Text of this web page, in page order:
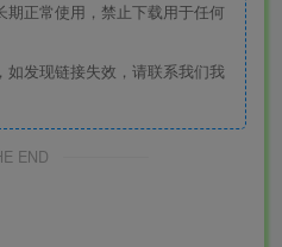
期正常使用，禁止下载用于任何
如发现链接失效，请联系我们我
END